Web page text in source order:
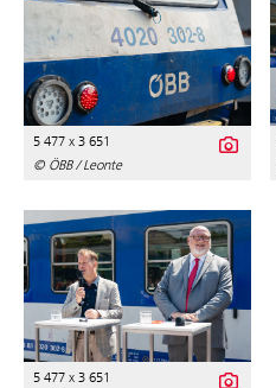
5 477 x 3 651
© ÖBB / Leonte
5 477 x 3 651